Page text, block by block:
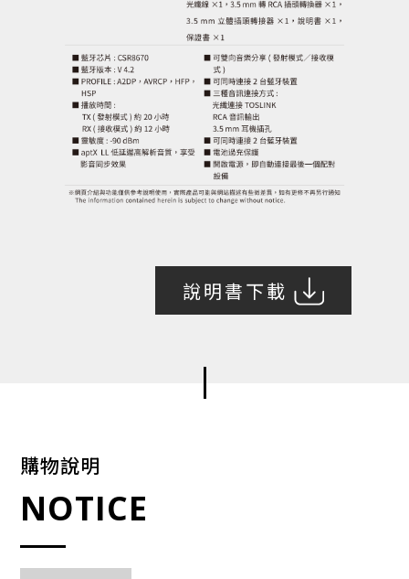
說明書下載
購物說明
NOTICE